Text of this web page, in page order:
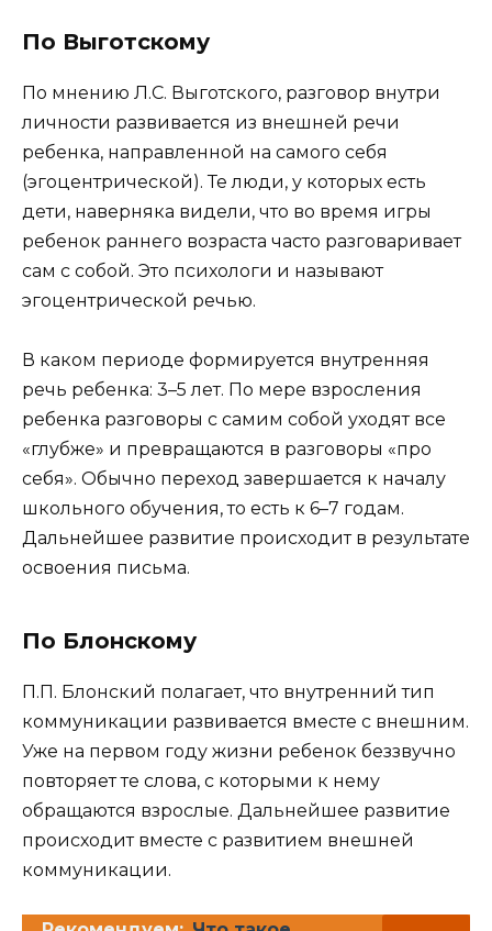
По Выготскому
По мнению Л.С. Выготского, разговор внутри
личности развивается из внешней речи
ребенка, направленной на самого себя
(эгоцентрической). Те люди, у которых есть
дети, наверняка видели, что во время игры
ребенок раннего возраста часто разговаривает
сам с собой. Это психологи и называют
эгоцентрической речью.
В каком периоде формируется внутренняя
речь ребенка: 3–5 лет. По мере взросления
ребенка разговоры с самим собой уходят все
«глубже» и превращаются в разговоры «про
себя». Обычно переход завершается к началу
школьного обучения, то есть к 6–7 годам.
Дальнейшее развитие происходит в результате
освоения письма.
По Блонскому
П.П. Блонский полагает, что внутренний тип
коммуникации развивается вместе с внешним.
Уже на первом году жизни ребенок беззвучно
повторяет те слова, с которыми к нему
обращаются взрослые. Дальнейшее развитие
происходит вместе с развитием внешней
коммуникации.